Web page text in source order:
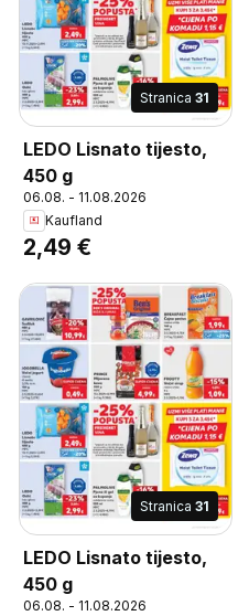
Stranica 31
LEDO Lisnato tijesto,
450 g
06.08. - 11.08.2026
Kaufland
2,49 €
Stranica 31
LEDO Lisnato tijesto,
450 g
06.08. - 11.08.2026